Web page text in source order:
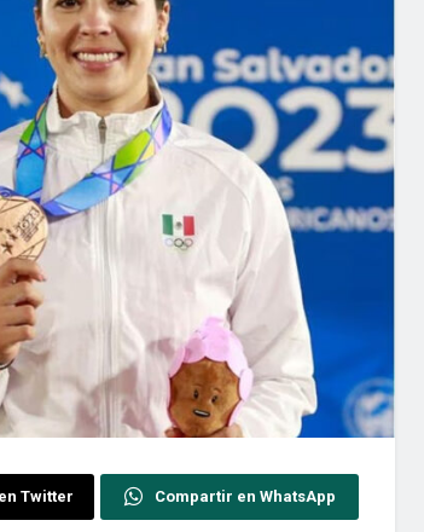
Twitter Compartir en WhatsApp